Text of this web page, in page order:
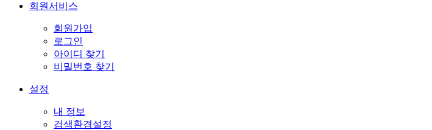
회원서비스
회원가입
로그인
아이디 찾기
비밀번호 찾기
설정
내 정보
검색환경설정